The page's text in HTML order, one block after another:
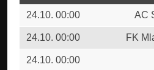
24.10. 00:00 AC
24.10. 00:00 FK
24.10. 00:00